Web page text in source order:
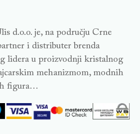
d.o.o. je, na području Crne
i distributer brenda
lidera u proizvodnji kristalnog
mehanizmom, modnih
figura…